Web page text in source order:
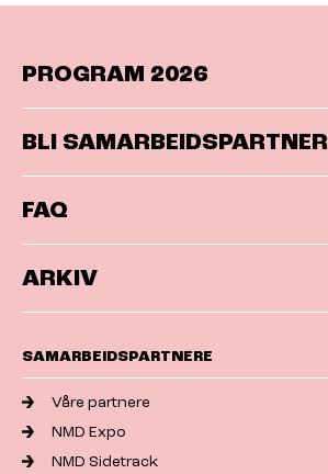
PROGRAM 2026
BLI SAMARBEIDSPARTNER
FAQ
ARKIV
SAMARBEIDSPARTNERE
Våre partnere
NMD Expo
NMD Sidetrack